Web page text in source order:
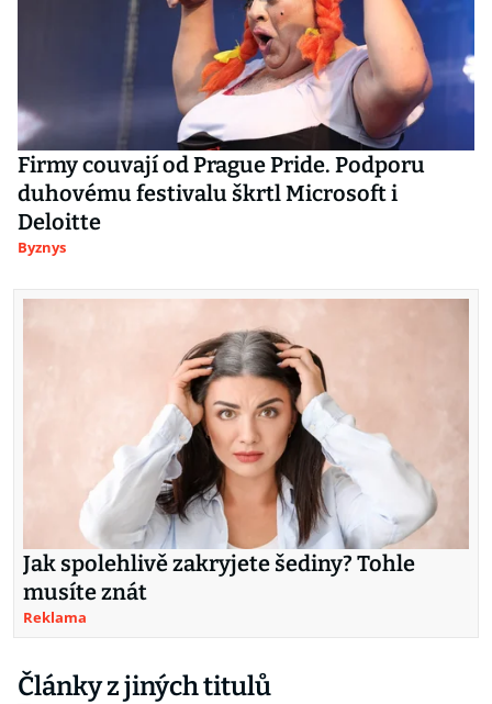
Firmy couvají od Prague Pride. Podporu
duhovému festivalu škrtl Microsoft i
Deloitte
Byznys
Jak spolehlivě zakryjete šediny? Tohle
musíte znát
Reklama
Články z jiných titulů